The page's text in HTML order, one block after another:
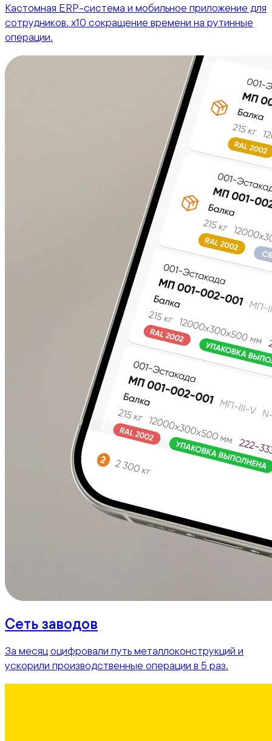
Кастомная ERP-система и мобильное приложение для
сотрудников. x10 сокращение времени на рутинные
операции.
Сеть заводов
За месяц оцифровали путь металлоконструкций и
ускорили производственные операции в 5 раз.